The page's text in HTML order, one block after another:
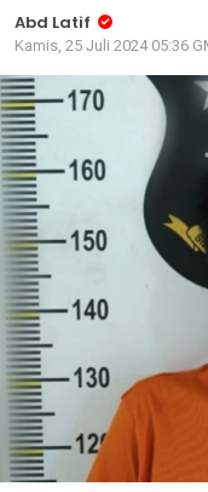
Abd Latif
Kamis, 25 Juli 2024 05:36